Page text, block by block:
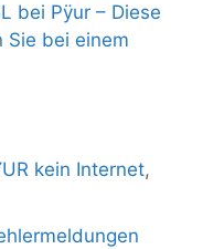
bei Pÿur – Diese
Sie bei einem
kein Internet,